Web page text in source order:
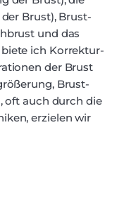
Brust), Brust­
und das
biete ich Korrektur­
der Brust
Brust­
oft auch durch die
erzielen wir